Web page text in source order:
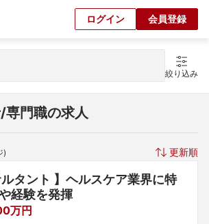
ログイン 会員登録
絞り込み
門職の求人
) 更新順
ルタント 】ヘルスケア業界に特
経験を発揮
万円